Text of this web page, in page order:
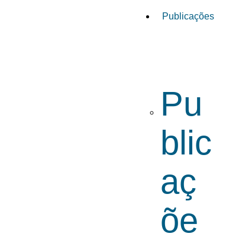
Publicações
Pu
blic
aç
õe